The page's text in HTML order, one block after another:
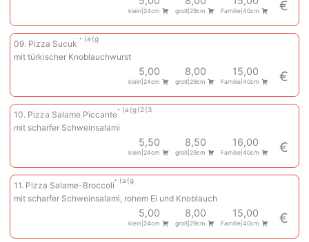
klein|24cm groß|29cm Familie|40cm €
09. Pizza Sucuk
a g
mit türkischer Knoblauchwurst
5,00
klein|24cm
8,00
groß|29cm
15,00
Familie|40cm €
10. Pizza Salame Piccante
a g 2 3
mit scharfer Schweinsalami
5,50
klein|24cm
8,50
groß|29cm
16,00
Familie|40cm €
11. Pizza Salame-Broccoli
a g
mit scharfer Schweinsalami, rohem Ei und Knoblauch
5,00
klein|24cm
8,00
groß|29cm
15,00
Familie|40cm €